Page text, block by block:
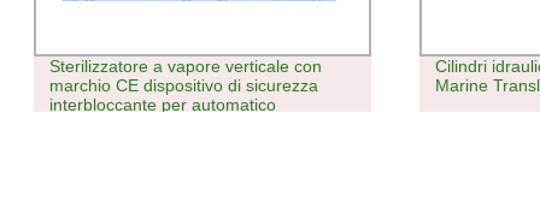
Cilindri idraulici, cilindro di salvataggio
Marine Translation Master
Il tavolo
chirurgica di